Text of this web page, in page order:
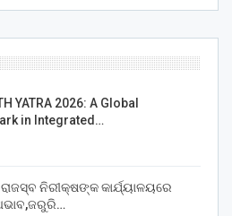
YATRA 2026: A Global
in Integrated…
ନିରୀକ୍ଷଙ୍କ କାର୍ଯ୍ୟାଳୟରେ
ଅଭାବ,ଜରୁରି…